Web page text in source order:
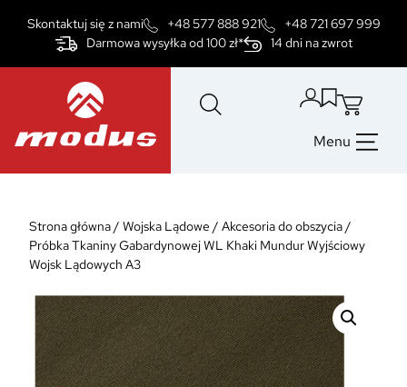
Skontaktuj się z nami +48 577 888 921
+48 721 697 999
Darmowa wysyłka od 100 zł*
14 dni na zwrot
Menu
Strona główna/ Wojska Lądowe / Akcesoria do obszycia/
Próbka Tkaniny Gabardynowej WL Khaki Mundur Wyjściowy
Wojsk Lądowych A3